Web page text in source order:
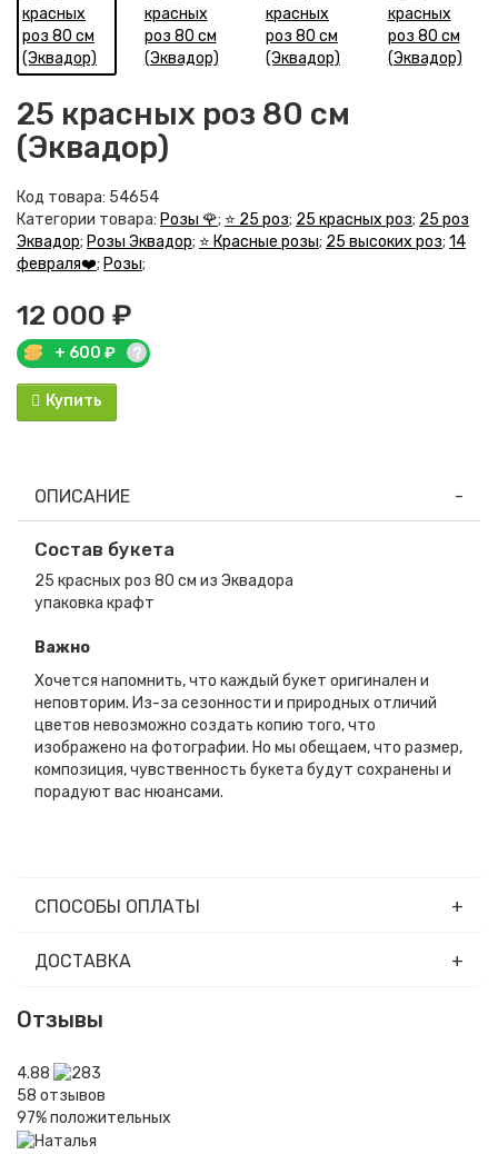
25 красных роз 80 см
(Эквадор)
Код товара: 54654
Категории товара: Розы 🌹; ⭐ 25 роз; 25 красных роз; 25 роз
Эквадор; Розы Эквадор; ⭐ Красные розы; 25 высоких роз; 14
февраля❤️; Розы;
12 000 ₽
+ 600 ₽ ?
Купить
ОПИСАНИЕ
Состав букета
25 красных роз 80 см из Эквадора
упаковка крафт
Важно
Хочется напомнить, что каждый букет оригинален и
неповторим. Из-за сезонности и природных отличий
цветов невозможно создать копию того, что
изображено на фотографии. Но мы обещаем, что размер,
композиция, чувственность букета будут сохранены и
порадуют вас нюансами.
СПОСОБЫ ОПЛАТЫ
ДОСТАВКА
Отзывы
4.88
58 отзывов
97%положительных